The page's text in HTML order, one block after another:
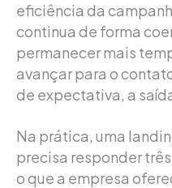
eficiência da
continua de forma
permanecer mais
avançar para o
de expectativa, a
Na prática, uma
precisa responder
o que a empresa